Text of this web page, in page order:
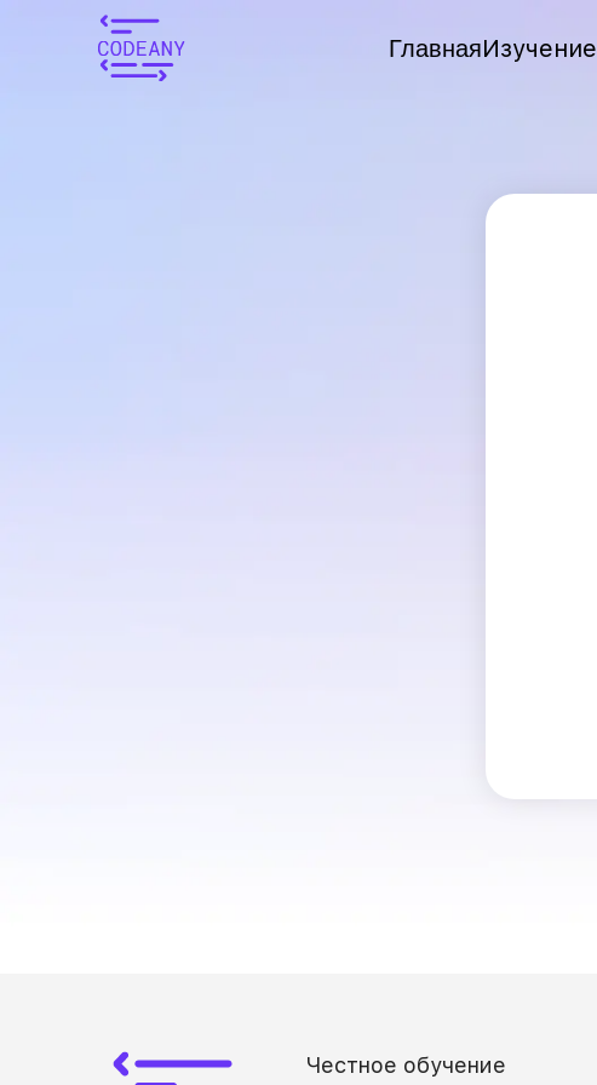
ГлавнаяИзучение
Честное обучение